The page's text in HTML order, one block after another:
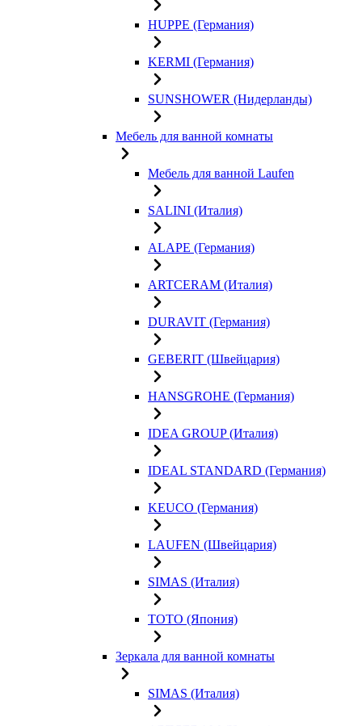
HUPPE (Германия)
KERMI (Германия)
SUNSHOWER (Нидерланды)
Мебель для ванной комнаты
Мебель для ванной Laufen
SALINI (Италия)
ALAPE (Германия)
ARTCERAM (Италия)
DURAVIT (Германия)
GEBERIT (Швейцария)
HANSGROHE (Германия)
IDEA GROUP (Италия)
IDEAL STANDARD (Германия)
KEUCO (Германия)
LAUFEN (Швейцария)
SIMAS (Италия)
TOTO (Япония)
Зеркала для ванной комнаты
SIMAS (Италия)